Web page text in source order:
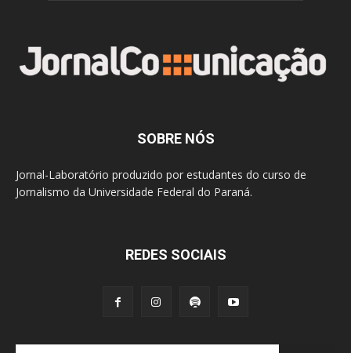
SOBRE NÓS
Jornal-Laboratório produzido por estudantes do curso de
Jornalismo da Universidade Federal do Paraná.
REDES SOCIAIS